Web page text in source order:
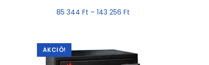
85 344 Ft – 143 256 Ft
AKCIÓ!